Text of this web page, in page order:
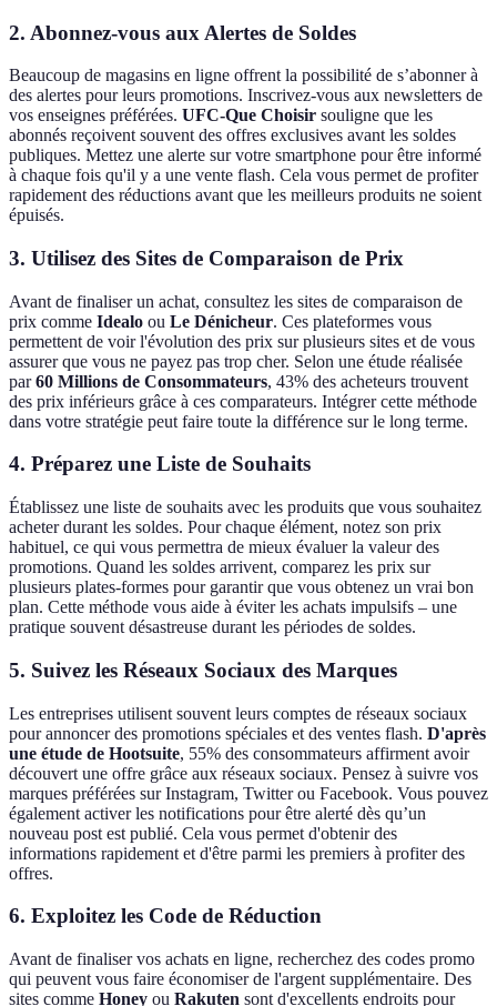
2. Abonnez-vous aux Alertes de Soldes
Beaucoup de magasins en ligne offrent la possibilité de s’abonner à
des alertes pour leurs promotions. Inscrivez-vous aux newsletters de
vos enseignes préférées. UFC-Que Choisir souligne que les
abonnés reçoivent souvent des offres exclusives avant les soldes
publiques. Mettez une alerte sur votre smartphone pour être informé
à chaque fois qu'il y a une vente flash. Cela vous permet de profiter
rapidement des réductions avant que les meilleurs produits ne soient
épuisés.
3. Utilisez des Sites de Comparaison de Prix
Avant de finaliser un achat, consultez les sites de comparaison de
prix comme Idealo ou Le Dénicheur. Ces plateformes vous
permettent de voir l'évolution des prix sur plusieurs sites et de vous
assurer que vous ne payez pas trop cher. Selon une étude réalisée
par60 Millions de Consommateurs, 43% des acheteurs trouvent
des prix inférieurs grâce à ces comparateurs. Intégrer cette méthode
dans votre stratégie peut faire toute la différence sur le long terme.
4. Préparez une Liste de Souhaits
Établissez une liste de souhaits avec les produits que vous souhaitez
acheter durant les soldes. Pour chaque élément, notez son prix
habituel, ce qui vous permettra de mieux évaluer la valeur des
promotions. Quand les soldes arrivent, comparez les prix sur
plusieurs plates-formes pour garantir que vous obtenez un vrai bon
plan. Cette méthode vous aide à éviter les achats impulsifs – une
pratique souvent désastreuse durant les périodes de soldes.
5. Suivez les Réseaux Sociaux des Marques
Les entreprises utilisent souvent leurs comptes de réseaux sociaux
pour annoncer des promotions spéciales et des ventes flash. D'après
une étude de Hootsuite, 55% des consommateurs affirment avoir
découvert une offre grâce aux réseaux sociaux. Pensez à suivre vos
marques préférées sur Instagram, Twitter ou Facebook. Vous pouvez
également activer les notifications pour être alerté dès qu’un
nouveau post est publié. Cela vous permet d'obtenir des
informations rapidement et d'être parmi les premiers à profiter des
offres.
6. Exploitez les Code de Réduction
Avant de finaliser vos achats en ligne, recherchez des codes promo
qui peuvent vous faire économiser de l'argent supplémentaire. Des
sites comme Honey ou Rakuten sont d'excellents endroits pour